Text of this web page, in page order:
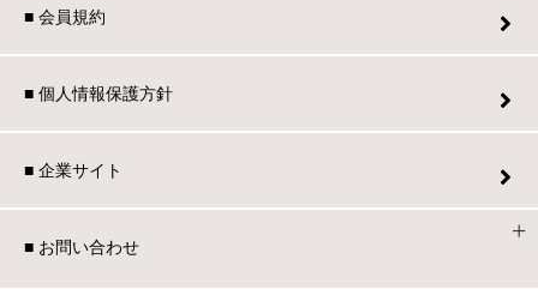
■ 会員規約
■ 個人情報保護方針
■ 企業サイト
■ お問い合わせ